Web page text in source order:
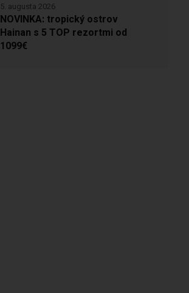
NOVINKA: tropický ostrov
Hainan s 5 TOP rezortmi od
1099€
5. augusta 2026